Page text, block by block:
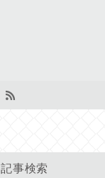
事検索